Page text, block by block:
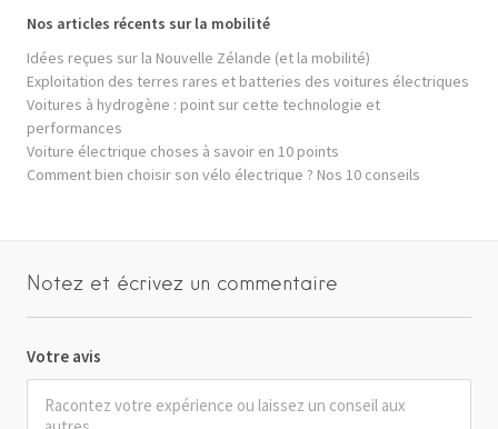
Nos articles récents sur la mobilité
Idées reçues sur la Nouvelle Zélande (et la mobilité)
Exploitation des terres rares et batteries des voitures électriques
Voitures à hydrogène : point sur cette technologie et
performances
Voiture électrique choses à savoir en 10 points
Comment bien choisir son vélo électrique ? Nos 10 conseils
Notez et écrivez un commentaire
Votre avis